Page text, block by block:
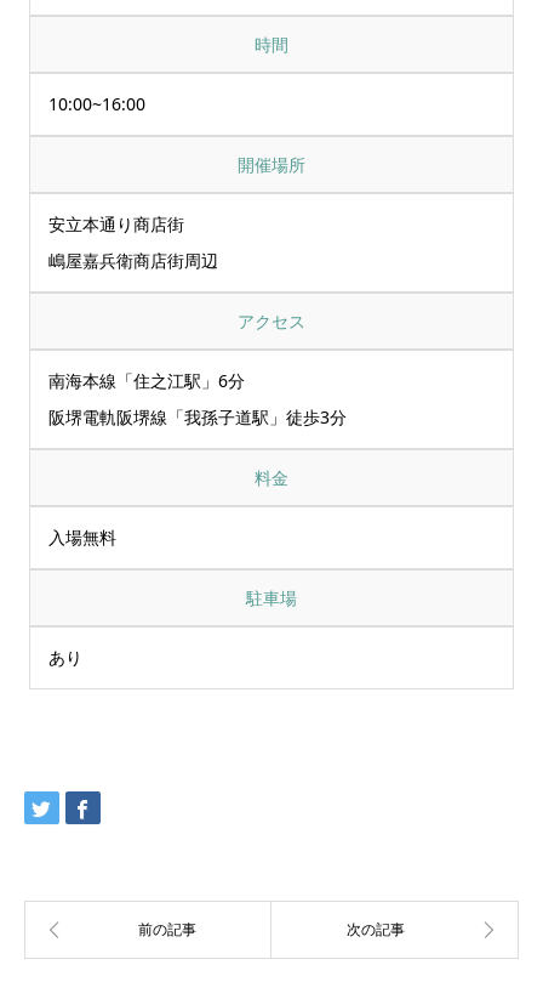
時間
10:00~16:00
開催場所
安立本通り商店街
嶋屋嘉兵衛商店街周辺
アクセス
南海本線「住之江駅」6分
阪堺電軌阪堺線「我孫子道駅」徒歩3分
料金
入場無料
駐車場
あり